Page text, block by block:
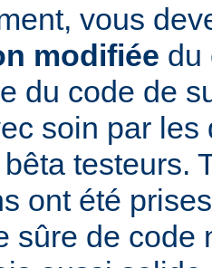
vous
modifiée du
du code de
soin par
testeurs.
ont été
sûre de code